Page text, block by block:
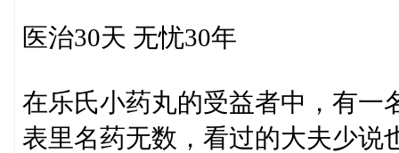
医治30天 无忧30年
在乐氏小药丸的受益者中，有一
表里名药无数，看过的大夫少说